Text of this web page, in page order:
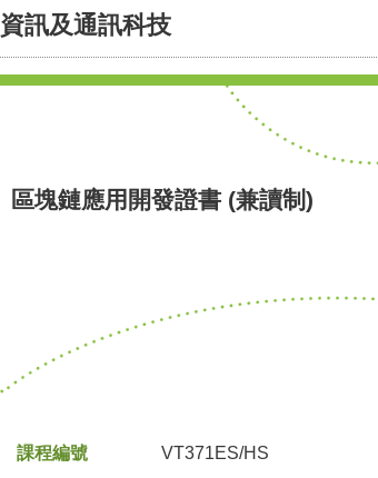
資訊及通訊科技
區塊鏈應用開發證書 (兼讀制)
課程編號 VT371ES/HS